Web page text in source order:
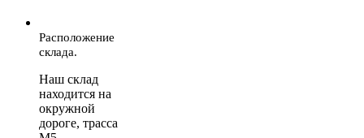
Расположение
склада.
Наш склад
находится на
окружной
дороге, трасса